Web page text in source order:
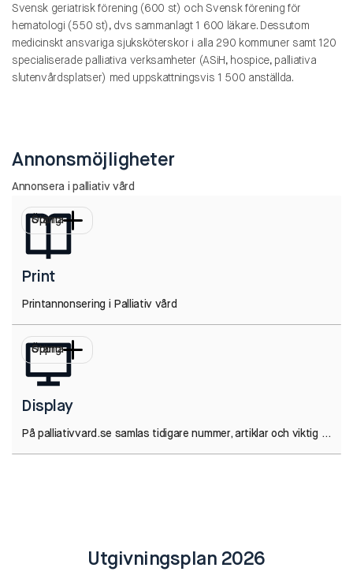
Svensk geriatrisk förening (600 st) och Svensk förening för
hematologi (550 st), dvs sammanlagt 1 600 läkare. Dessutom
medicinskt ansvariga sjuksköterskor i alla 290 kommuner samt 120
specialiserade palliativa verksamheter (ASiH, hospice, palliativa
slutenvårdsplatser) med uppskattningsvis 1 500 anställda.
Annonsmöjligheter
Annonsera i palliativ vård
Print
Printannonsering i Palliativ vård
Öppna
Stäng
Display
På palliativvard.se samlas tidigare nummer, artiklar och viktig information inom området.
Öppna
Stäng
Utgivningsplan 2026